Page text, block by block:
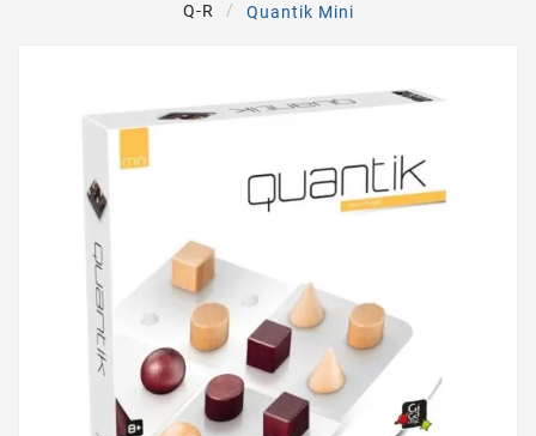
Q-R
Quantik Mini